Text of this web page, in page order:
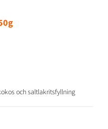
och saltlakritsfyllning